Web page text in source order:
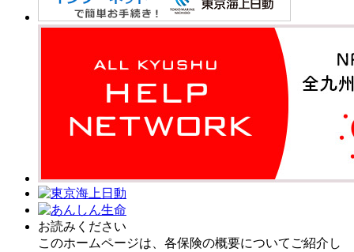
お読みください
このホームページは、各保険の概要についてご紹介し